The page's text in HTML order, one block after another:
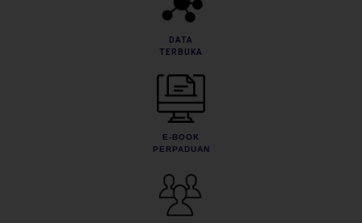
DATA
TERBUKA
E-BOOK
PERPADUAN